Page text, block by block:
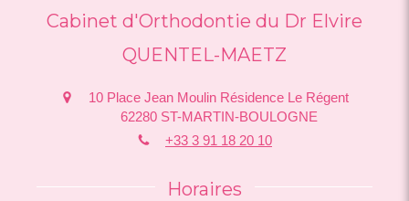
Cabinet d'Orthodontie du Dr Elvire
QUENTEL-MAETZ
10 Place Jean Moulin Résidence Le Régent
62280 ST-MARTIN-BOULOGNE
+33 3 91 18 20 10
Horaires